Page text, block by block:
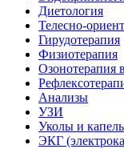
Диетология
Телесно-
Гирудотерапия
Физиотерапия
Озонотерапия
Анализы
УЗИ
Уколы и
ЭКГ